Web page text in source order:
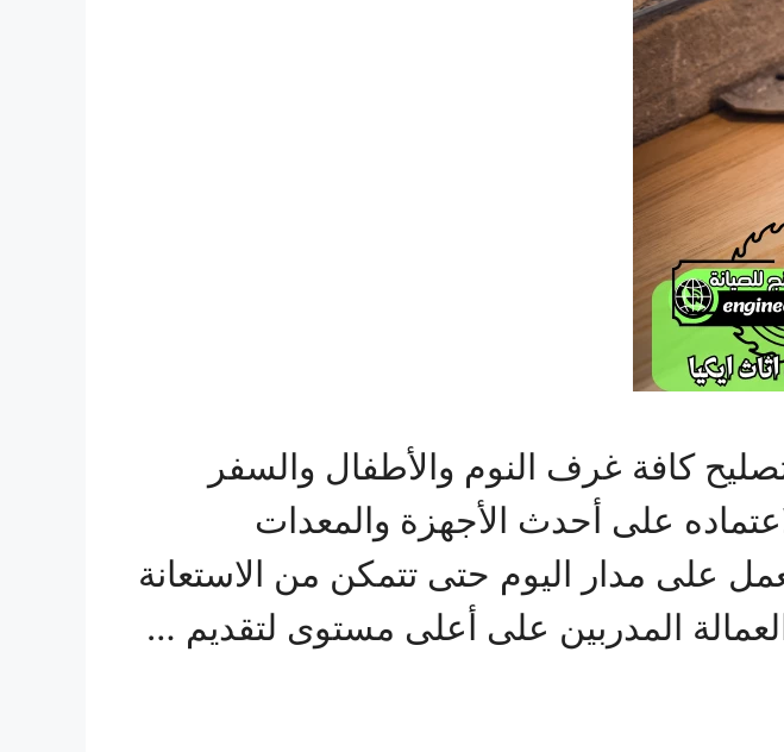
كافة غرف النوم والأطفال والسفر
على أحدث الأجهزة والمعدات
على مدار اليوم حتى تتمكن من الاستعانة
المدربين على أعلى مستوى لتقديم …